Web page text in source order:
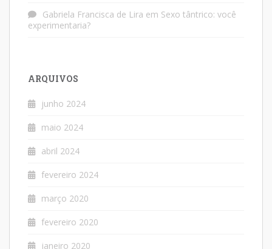
Gabriela Francisca de Lira em Sexo tântrico: você
experimentaria?
ARQUIVOS
junho 2024
maio 2024
abril 2024
fevereiro 2024
março 2020
fevereiro 2020
janeiro 2020